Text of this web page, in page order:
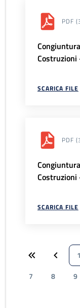
PDF
SCARICA FILE
PDF
SCARICA FILE
1
7
8 9